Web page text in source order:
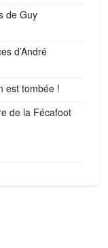
de Guy
d’André
est tombée !
de la Fécafoot